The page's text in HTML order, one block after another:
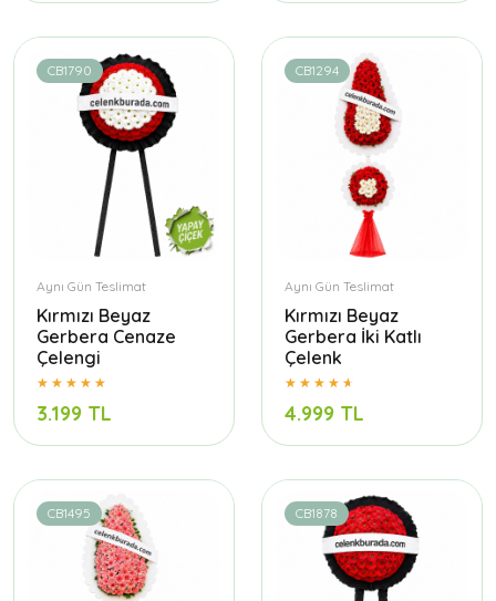
CB1790
Aynı Gün Teslimat
Kırmızı Beyaz
Gerbera Cenaze
Çelengi
3.199 TL
CB1294
Aynı Gün Teslimat
Kırmızı Beyaz
Gerbera İki Katlı
Çelenk
4.999 TL
CB1495 CB1878